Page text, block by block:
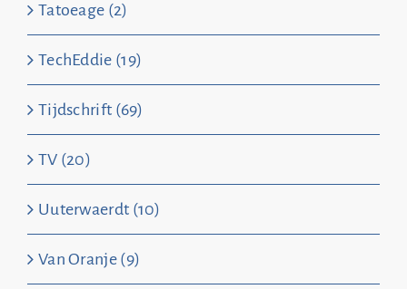
Tatoeage (2)
TechEddie (19)
Tijdschrift (69)
TV (20)
Uuterwaerdt (10)
Van Oranje (9)